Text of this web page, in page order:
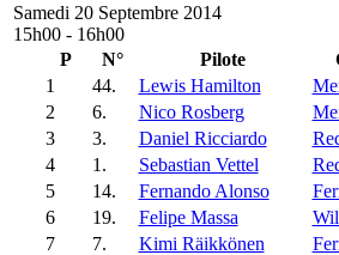
Samedi 20 Septembre 2014
15h00 - 16h00
P
N° Pilote
1
44. Lewis Hamilton
2
6. Nico Rosberg
3
3. Daniel Ricciardo
4
1. Sebastian Vettel
5
14. Fernando Alonso
6
19. Felipe Massa
7
7. Kimi Räikkönen